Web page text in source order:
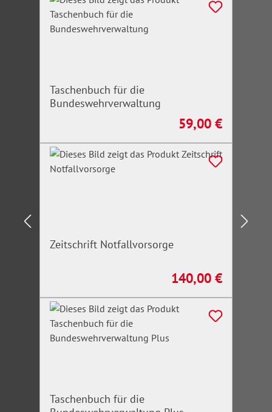
Taschenbuch für die
Bundeswehrverwaltung
Regulärer Preis:
59,00 €
Zeitschrift Notfallvorsorge
Regulärer Preis:
140,00 €
Taschenbuch für die